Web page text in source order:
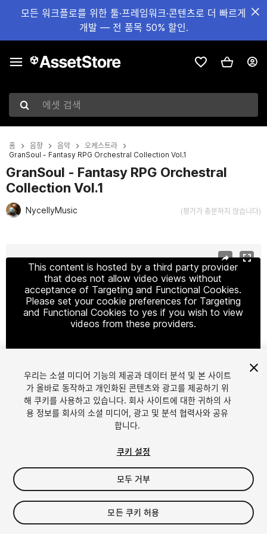
모든 워크플로를 위한 툴·프레임워크·콘텐츠로 더 빠르게
개발 — 전 품목 50% 할인.
에셋 검색
홈 음향 음악
오케스트라
GranSoul - Fantasy RPG Orchestral Collection Vol.1
GranSoul - Fantasy RPG Orchestral
Collection Vol.1
NycellyMusic (평가가 충분하지 않습니다)
This content is hosted by a third party provider
that does not allow video views without
acceptance of Targeting and Functional Cookies.
Please set your cookie preferences for Targeting
and Functional Cookies to yes if you wish to view
videos from these providers.
Cookie Settings
1/ 5
$9.99
세금/부가세는 결제 시 반영됩니다.
우리는 소셜 미디어 기능의 제공과 데이터 분석 및 본 사이트
가 올바로 동작하고 개인화된 콘텐츠와 광고를 제공하기 위
해 쿠키를 사용하고 있습니다. 회사 사이트에 대한 귀하의 사
용 정보를 회사의 소셜 미디어, 광고 및 분석 협력사와 공유
합니다.
쿠키 설정
모두 거부
모든 쿠키 허용